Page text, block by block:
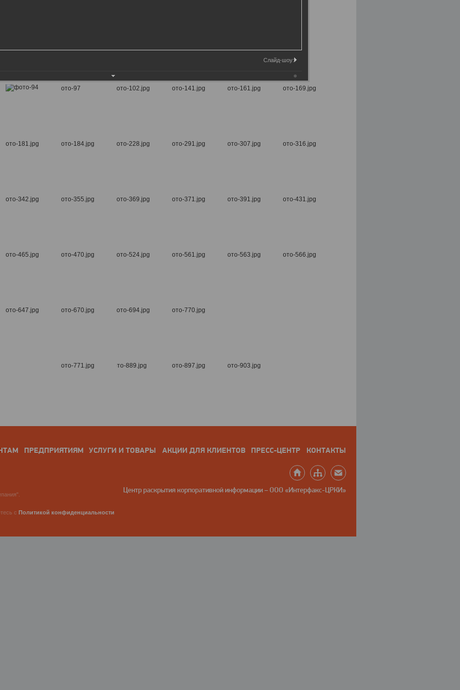
ПРЕДПРИЯТИЯМ УСЛУГИ И ТОВАРЫ АКЦИИ ДЛЯ КЛИЕНТОВ ПРЕСС-ЦЕНТР КОНТАКТЫ
Центр раскрытия корпоративной информации – ООО «Интерфакс-ЦРКИ»
с Политикой конфиденциальности
Слайд-шоу: